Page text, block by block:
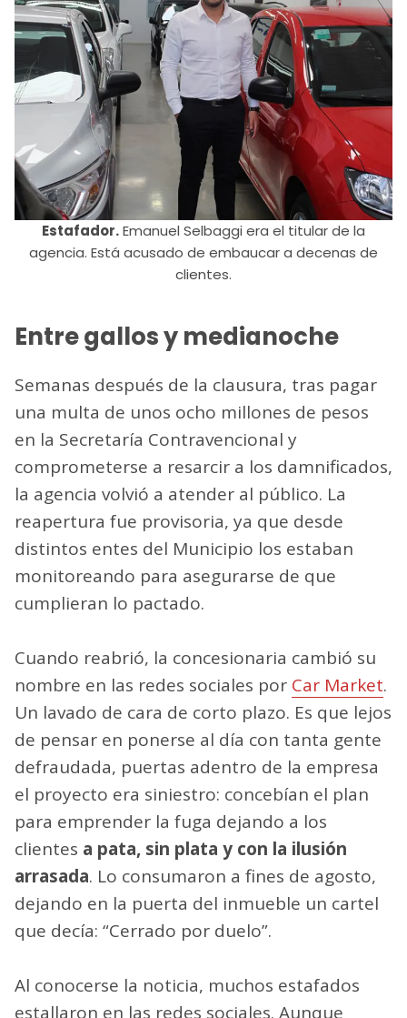
Estafador.Emanuel Selbaggi era el titular de la
agencia. Está acusado de embaucar a decenas de
clientes.
Entre gallos y medianoche
Semanas después de la clausura, tras pagar
una multa de unos ocho millones de pesos
en la Secretaría Contravencional y
comprometerse a resarcir a los damnificados,
la agencia volvió a atender al público. La
reapertura fue provisoria, ya que desde
distintos entes del Municipio los estaban
monitoreando para asegurarse de que
cumplieran lo pactado.
Cuando reabrió, la concesionaria cambió su
nombre en las redes sociales por Car Market.
Un lavado de cara de corto plazo. Es que lejos
de pensar en ponerse al día con tanta gente
defraudada, puertas adentro de la empresa
el proyecto era siniestro: concebían el plan
para emprender la fuga dejando a los
clientes a pata, sin plata y con la ilusión
arrasada. Lo consumaron a fines de agosto,
dejando en la puerta del inmueble un cartel
que decía: “Cerrado por duelo”.
Al conocerse la noticia, muchos estafados
estallaron en las redes sociales. Aunque